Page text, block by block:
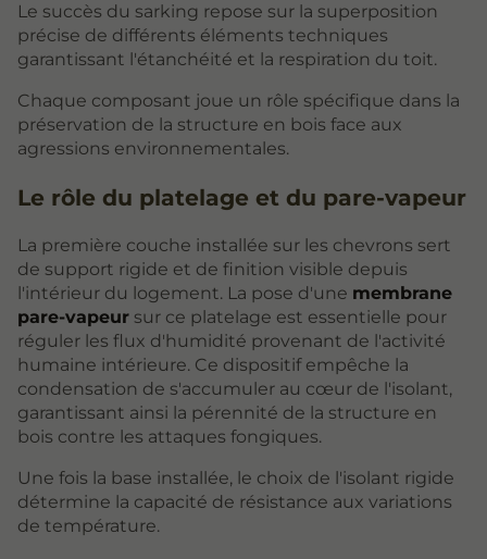
Le succès du sarking repose sur la superposition
précise de différents éléments techniques
garantissant l'étanchéité et la respiration du toit.
Chaque composant joue un rôle spécifique dans la
préservation de la structure en bois face aux
agressions environnementales.
Le rôle du platelage et du pare-vapeur
La première couche installée sur les chevrons sert
de support rigide et de finition visible depuis
l'intérieur du logement. La pose d'une membrane
pare-vapeur sur ce platelage est essentielle pour
réguler les flux d'humidité provenant de l'activité
humaine intérieure. Ce dispositif empêche la
condensation de s'accumuler au cœur de l'isolant,
garantissant ainsi la pérennité de la structure en
bois contre les attaques fongiques.
Une fois la base installée, le choix de l'isolant rigide
détermine la capacité de résistance aux variations
de température.